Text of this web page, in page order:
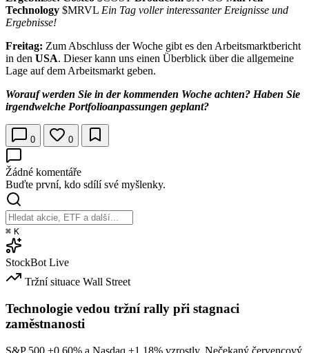
Technology $MRVL Ein Tag voller interessanter Ereignisse und
Ergebnisse!
Freitag: Zum Abschluss der Woche gibt es den Arbeitsmarktbericht
in den USA. Dieser kann uns einen Überblick über die allgemeine
Lage auf dem Arbeitsmarkt geben.
Worauf werden Sie in der kommenden Woche achten? Haben Sie
irgendwelche Portfolioanpassungen geplant?
0 0
Žádné komentáře
Buďte první, kdo sdílí své myšlenky.
⌘ K
StockBot Live
Tržní situace Wall Street
Technologie vedou tržní rally při stagnaci
zaměstnanosti
S&P 500 +0.60% a Nasdaq +1.18% vzrostly. Nečekaný červencový